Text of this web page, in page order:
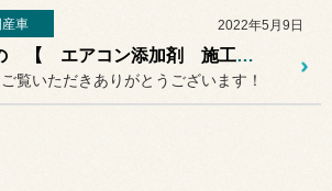
車 2022年5月9日
本日の 【 エアコン添加剤 施工 】作業紹介♪♪
覧いただきありがとうございます！